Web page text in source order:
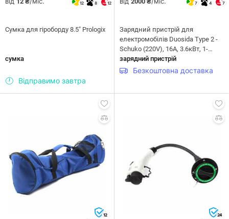
12 8 12
Сумка для гіроборду 8.5" Prologix
сумка
Відправимо завтра
7 4 7
Зарядний пристрій для
електромобілів Duosida Type 2 -
Schuko (220V), 16A, 3.6кВт, 1-
фазний, 5м (EV200276)
зарядний пристрій
Безкоштовна доставка
12 24